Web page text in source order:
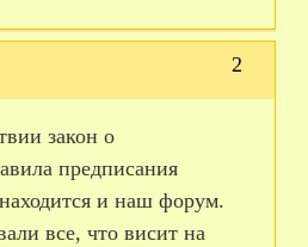
2
закон о
предписания
и наш форум.
все, что висит на